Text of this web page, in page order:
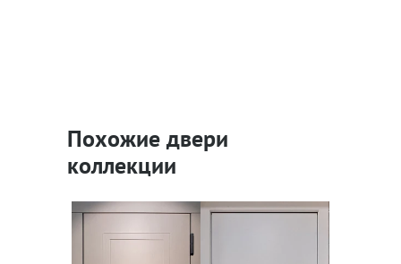
Похожие двери
коллекции